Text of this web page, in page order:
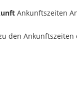
Ankunftszeiten
den